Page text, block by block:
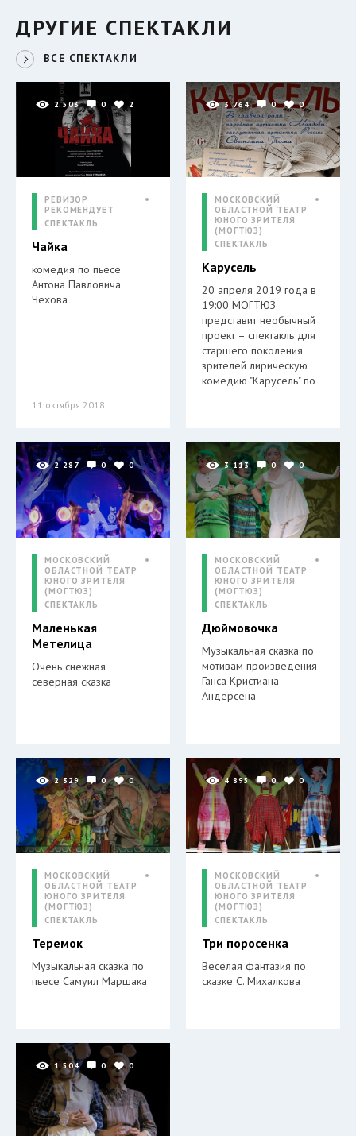
ДРУГИЕ СПЕКТАКЛИ
ВСЕ СПЕКТАКЛИ
2 503 0 2
РЕВИЗОР
РЕКОМЕНДУЕТ
СПЕКТАКЛЬ
Чайка
комедия по пьесе
Антона Павловича
Чехова
11 октября 2018
3 764 0 0
МОСКОВСКИЙ
ОБЛАСТНОЙ ТЕАТР
ЮНОГО ЗРИТЕЛЯ
(МОГТЮЗ)
СПЕКТАКЛЬ
Карусель
20 апреля 2019 года в
19:00 МОГТЮЗ
представит необычный
проект – спектакль для
старшего поколения
зрителей лирическую
комедию "Карусель" по
2 287 0 0
МОСКОВСКИЙ
ОБЛАСТНОЙ ТЕАТР
ЮНОГО ЗРИТЕЛЯ
(МОГТЮЗ)
СПЕКТАКЛЬ
Маленькая
Метелица
Очень снежная
северная сказка
3 113 0 0
МОСКОВСКИЙ
ОБЛАСТНОЙ ТЕАТР
ЮНОГО ЗРИТЕЛЯ
(МОГТЮЗ)
СПЕКТАКЛЬ
Дюймовочка
Музыкальная сказка по
мотивам произведения
Ганса Кристиана
Андерсена
2 329 0 0
МОСКОВСКИЙ
ОБЛАСТНОЙ ТЕАТР
ЮНОГО ЗРИТЕЛЯ
(МОГТЮЗ)
СПЕКТАКЛЬ
Теремок
Музыкальная сказка по
пьесе Самуил Маршака
4 895 0 0
МОСКОВСКИЙ
ОБЛАСТНОЙ ТЕАТР
ЮНОГО ЗРИТЕЛЯ
(МОГТЮЗ)
СПЕКТАКЛЬ
Три поросенка
Веселая фантазия по
сказке С. Михалкова
1 504 0 0